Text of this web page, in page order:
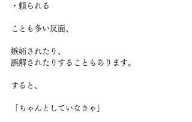
・頼られる
ことも多い反面、
嫉妬されたり、
誤解されたりすることもあります。
すると、
「ちゃんとしていなきゃ」